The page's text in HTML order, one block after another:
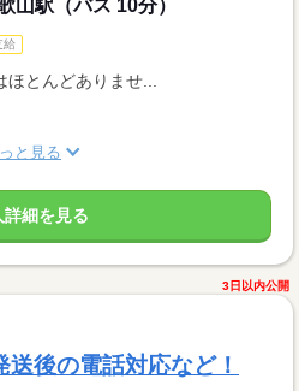
山駅（バス 10分）
給
とんどありませ...
と見る
詳細を見る
3日以内公開
後の電話対応など！